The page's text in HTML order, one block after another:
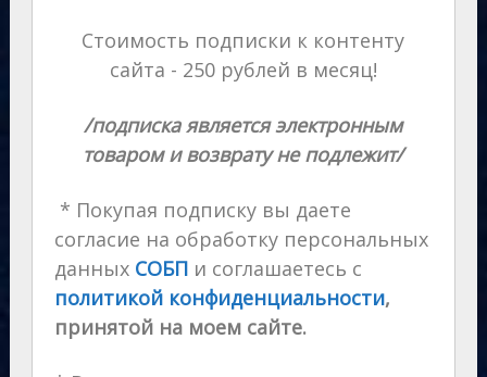
Стоимость подписки к контенту
сайта - 250 рублей в месяц!
/подписка является электронным
товаром и возврату не подлежит/
* Покупая подписку вы даете
согласие на обработку персональных
данных СОБП и соглашаетесь с
политикой конфиденциальности,
принятой на моем сайте.